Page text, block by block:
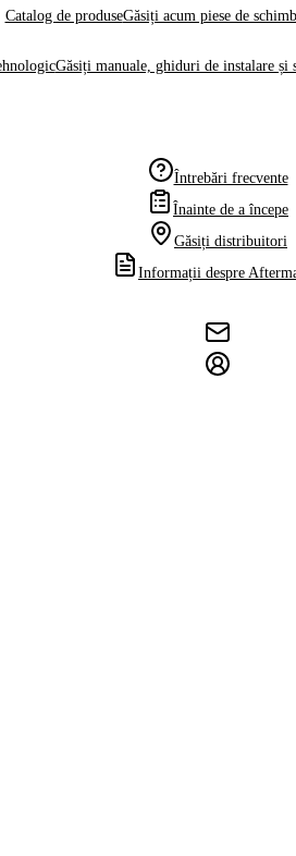
Catalog de produseGăsiți acum piese de
Găsiți manuale, ghiduri de instalare și
Întrebări frecvente
Înainte de a începe
Găsiți distribuitori
Informații despre